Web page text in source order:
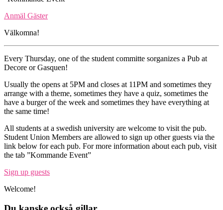
Anmäl Gäster
Välkomna!
Every Thursday, one of the student committe sorganizes a Pub at
Decore or Gasquen!
Usually the opens at 5PM and closes at 11PM and sometimes they
arrange with a theme, sometimes they have a quiz, sometimes the
have a burger of the week and sometimes they have everything at
the same time!
All students at a swedish university are welcome to visit the pub.
Student Union Members are allowed to sign up other guests via the
link below for each pub. For more information about each pub, visit
the tab ”Kommande Event”
Sign up guests
Welcome!